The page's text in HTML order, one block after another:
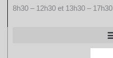
8h30 – 12h30 et 13h30 – 17h30